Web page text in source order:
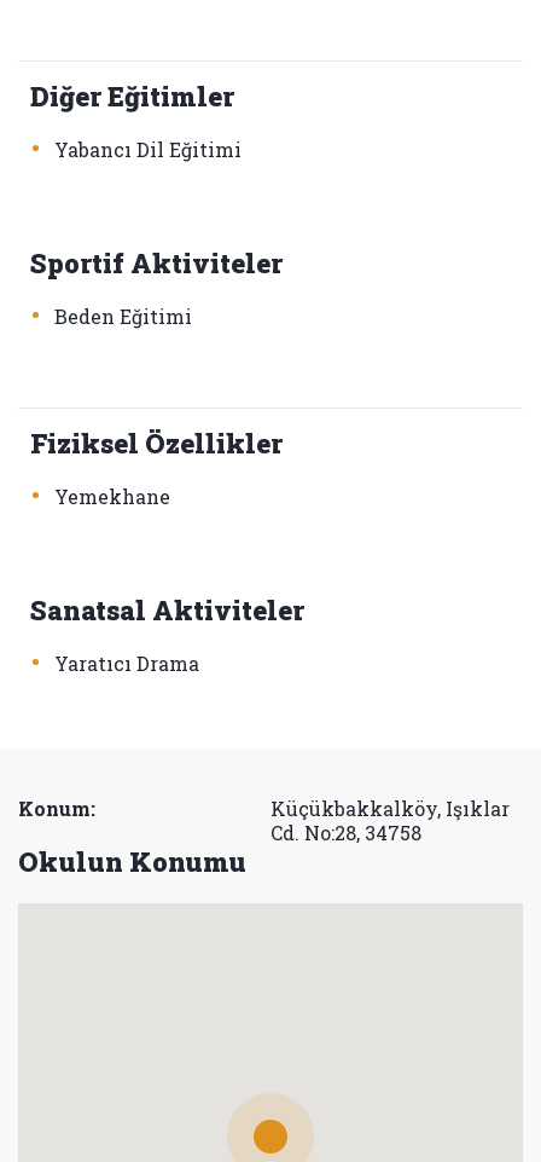
Diğer Eğitimler
• Yabancı Dil Eğitimi
Sportif Aktiviteler
• Beden Eğitimi
Fiziksel Özellikler
• Yemekhane
Sanatsal Aktiviteler
• Yaratıcı Drama
Konum:
Küçükbakkalköy, Işıklar
Cd. No:28, 34758
Okulun Konumu